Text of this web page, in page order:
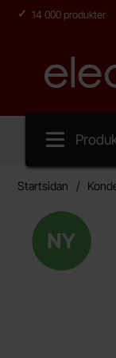
14 000 produkter
Startsidan
Ny